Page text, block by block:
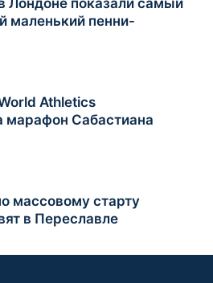
Лондоне показали самый
маленький пенни-
Athletics
марафон Сабастиана
массовому старту
в Переславле